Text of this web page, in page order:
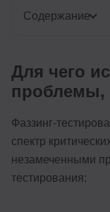
Содержание
Для чего
проблемы,
Фаззинг-
спектр
незамеченными
тестирования: